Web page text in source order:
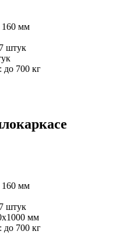
160 мм
штук
до 700 кг
160 мм
штук
мм
до 700 кг